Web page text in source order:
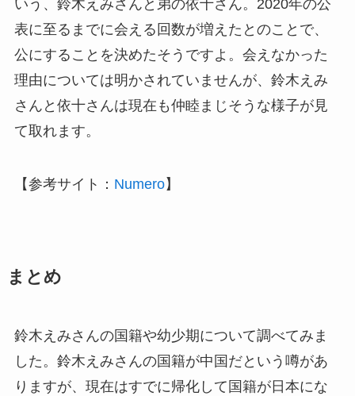
いう、鈴木えみさんと弟の依十さん。 2020年の公
表に至るまでに会える回数が増えたとのことで、
公にすることを決めたそうですよ。会えなかった
理由については明かされていませんが、鈴木えみ
さんと依十さんは現在も仲睦まじそうな様子が見
て取れます。
【参考サイト： Numero】
まとめ
鈴木えみさんの国籍や幼少期について調べてみま
した。鈴木えみさんの国籍が中国だという噂があ
りますが、現在はすでに帰化して国籍が日本にな